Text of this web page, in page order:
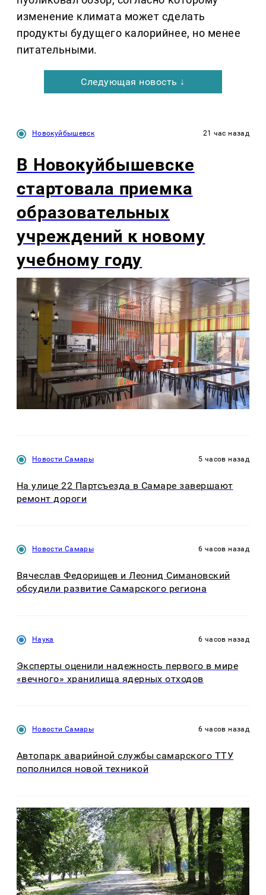
изменение климата может сделать
продукты будущего калорийнее, но менее
питательными.
Следующая новость ↓
Новокуйбышевск 21 час назад
В Новокуйбышевске
стартовала приемка
образовательных
учреждений к новому
учебному году
Новости Самары 5 часов назад
На улице 22 Партсъезда в Самаре завершают
ремонт дороги
Новости Самары 6 часов назад
Вячеслав Федорищев и Леонид Симановский
обсудили развитие Самарского региона
Наука 6 часов назад
Эксперты оценили надежность первого в мире
«вечного» хранилища ядерных отходов
Новости Самары 6 часов назад
Автопарк аварийной службы самарского ТТУ
пополнился новой техникой